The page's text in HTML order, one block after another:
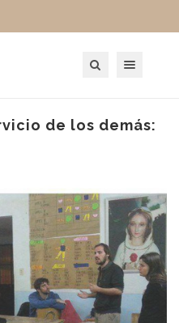
de los demás: